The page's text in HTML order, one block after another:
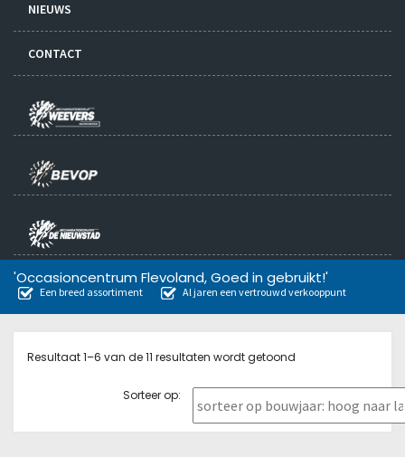
NIEUWS
CONTACT
'Occasioncentrum Flevoland, Goed in gebruikt!'
Een breed assortiment Al jaren een vertrouwd verkooppunt
Resultaat 1–6 van de 11 resultaten wordt getoond
Sorteer op: